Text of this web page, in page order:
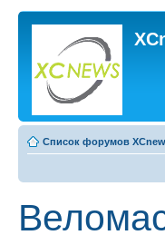
Список форумов